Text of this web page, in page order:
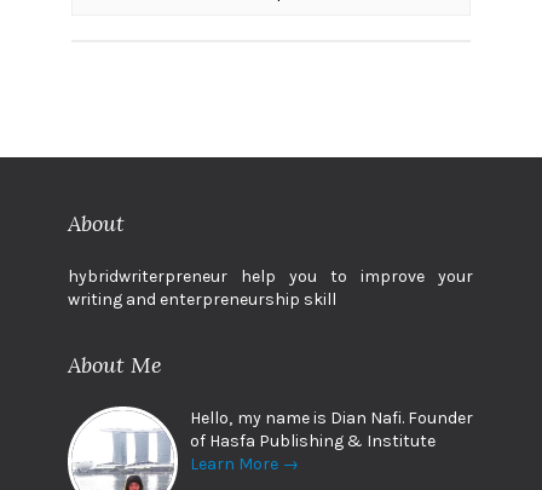
About
hybridwriterpreneur help you to improve your
writing and enterpreneurship skill
About Me
Hello, my name is Dian Nafi. Founder
of Hasfa Publishing & Institute
Learn More →